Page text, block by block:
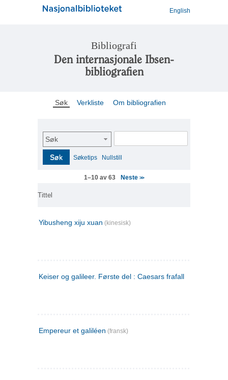
English
Bibliografi
Den internasjonale Ibsen-
bibliografien
Søk Verkliste Om bibliografien
Søk
Søk Søketips Nullstill
1–10 av 63 Neste>>
Tittel
Yibusheng xiju xuan (kinesisk)
Keiser og galileer. Første del : Caesars frafall
Empereur et galiléen (fransk)